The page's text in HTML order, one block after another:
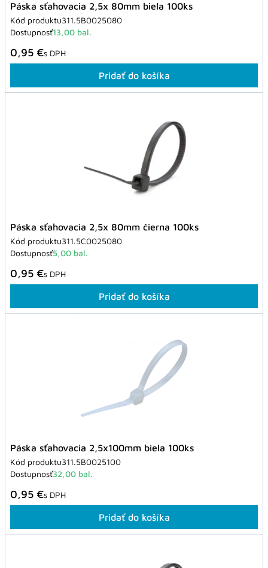
Páska sťahovacia 2,5x 80mm biela 100ks
Kód produktu311.5B0025080
Dostupnosť13,00 bal.
0,95 €s DPH
Pridať do košíka
Páska sťahovacia 2,5x 80mm čierna 100ks
Kód produktu311.5C0025080
Dostupnosť5,00 bal.
0,95 €s DPH
Pridať do košíka
Páska sťahovacia 2,5x100mm biela 100ks
Kód produktu311.5B0025100
Dostupnosť32,00 bal.
0,95 €s DPH
Pridať do košíka